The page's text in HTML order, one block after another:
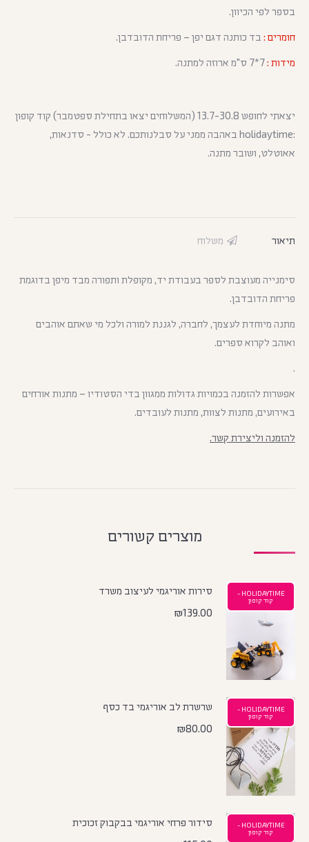
בספר לפי הכיוון.
חומרים : בד כותנה דגם יפן – פריחת הדובדבן.
מידות :
יצאתי לחופש 13.7-30.8 (המשלוחים יצאו בתחילת ספטמבר) קוד קופון
:holidaytime באהבה ממני על סבלנותכם. לא כולל - סדנאות,
אאוטלט, ושובר מתנה.
תיאור משלוח
סימנייה מעוצבת לספר בעבודת יד, מקופלת ותפורה מבד מיפן בדוגמת
פריחת הדובדבן.
מתנה מיוחדת לעצמך, לחברה, לגננת למורה ולכל מי שאתם אוהבים
ואוהב לקרוא ספרים.
.
אפשרות להזמנה בכמויות גדולות ממגוון בדי הסטודיו – מתנות אורחים
באירועים, מתנות לצוות, מתנות לעובדים.
להזמנה וליצירת קשר.
מוצרים קשורים
HOLIDAYTIME -
קוד קופון
סירות אוריגמי לעיצוב משרד
₪139.00
HOLIDAYTIME -
קוד קופון
שרשרת לב אוריגמי בד כסף
₪80.00
HOLIDAYTIME -
קוד קופון
סידור פרחי אוריגמי בבקבוק זכוכית